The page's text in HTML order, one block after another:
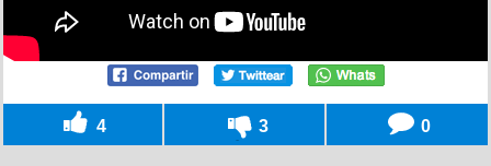
4 3 0